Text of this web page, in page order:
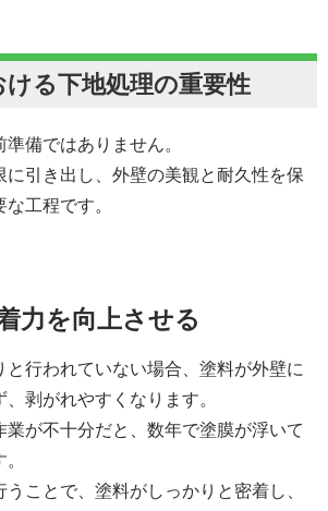
る下地処理の重要性
備ではありません。
に引き出し、外壁の美観と耐久性を保
工程です。
力を向上させる
と行われていない場合、塗料が外壁に
剥がれやすくなります。
業が不十分だと、数年で塗膜が浮いて
ことで、塗料がしっかりと密着し、